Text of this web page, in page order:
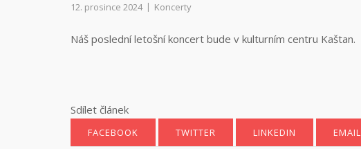
12. prosince 2024 Koncerty
Náš poslední letošní koncert bude v kulturním centru Kaštan.
Sdílet článek
FACEBOOK TWITTER LINKEDIN EMAIL